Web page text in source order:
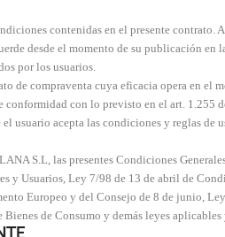
contenidas en el presente contrato.
desde el momento de su publicación en
por los usuarios.
de compraventa cuya eficacia opera en el
conformidad con lo previsto en el art.
usuario acepta las condiciones y reglas
S.L, las presentes Condiciones
y Usuarios, Ley 7/98 de 13 de abril de
Europeo y del Consejo de 8 de junio,
de Consumo y demás leyes